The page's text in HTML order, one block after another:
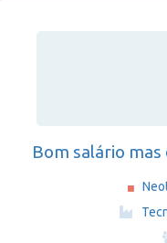
Bom salário